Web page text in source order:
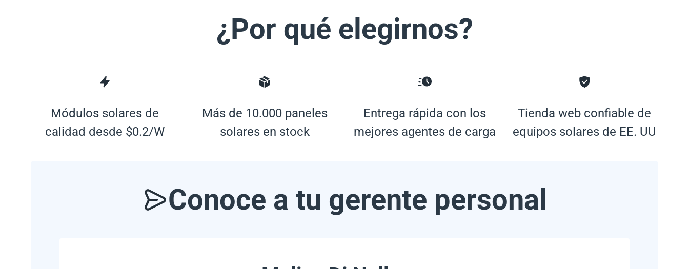
¿Por qué elegirnos?
Módulos solares de
calidad desde $0.2/W
Más de 10.000 paneles
solares en stock
Entrega rápida con los
mejores agentes de carga
Tienda web confiable de
equipos solares de EE. UU
Conoce a tu gerente personal